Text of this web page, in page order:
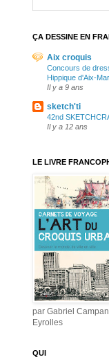
ÇA DESSINE EN
Aix croquis
Concours de
Hippique d'Aix-
Il y a 9 ans
sketch'ti
42nd
Il y a 12 ans
LE LIVRE
par Gabriel
Eyrolles
QUI